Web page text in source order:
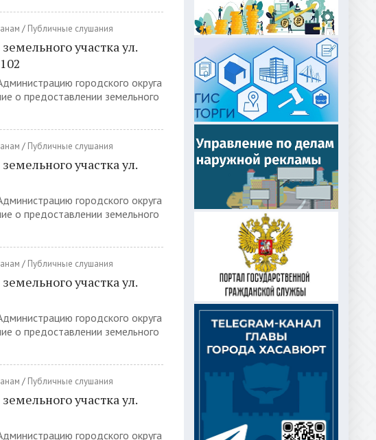
/ Публичные слушания
участка ул.
городского округа
о предоставлении земельного
/ Публичные слушания
участка ул.
городского округа
о предоставлении земельного
/ Публичные слушания
участка ул.
городского округа
о предоставлении земельного
/ Публичные слушания
участка ул.
городского округа